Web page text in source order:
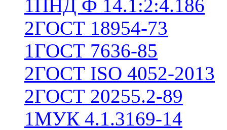
1ПНД Ф 14.1:2:4.186
2ГОСТ 18954-73
1ГОСТ 7636-85
2ГОСТ ISO 4052-2013
2ГОСТ 20255.2-89
1МУК 4.1.3169-14